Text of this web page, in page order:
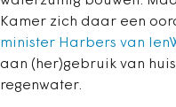
Kamer zich daar een
minister Harbers van
aan (her)gebruik van
regenwater.